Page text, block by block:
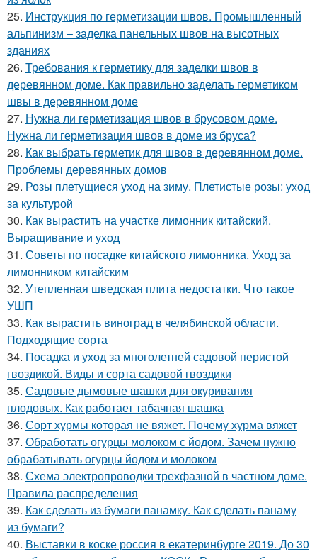
25. Инструкция по герметизации швов. Промышленный
альпинизм – заделка панельных швов на высотных
зданиях
26. Требования к герметику для заделки швов в
деревянном доме. Как правильно заделать герметиком
швы в деревянном доме
27. Нужна ли герметизация швов в брусовом доме.
Нужна ли герметизация швов в доме из бруса?
28. Как выбрать герметик для швов в деревянном доме.
Проблемы деревянных домов
29. Розы плетущиеся уход на зиму. Плетистые розы: уход
за культурой
30. Как вырастить на участке лимонник китайский.
Выращивание и уход
31. Советы по посадке китайского лимонника. Уход за
лимонником китайским
32. Утепленная шведская плита недостатки. Что такое
УШП
33. Как вырастить виноград в челябинской области.
Подходящие сорта
34. Посадка и уход за многолетней садовой перистой
гвоздикой. Виды и сорта садовой гвоздики
35. Садовые дымовые шашки для окуривания
плодовых. Как работает табачная шашка
36. Сорт хурмы которая не вяжет. Почему хурма вяжет
37. Обработать огурцы молоком с йодом. Зачем нужно
обрабатывать огурцы йодом и молоком
38. Схема электропроводки трехфазной в частном доме.
Правила распределения
39. Как сделать из бумаги панамку. Как сделать панаму
из бумаги?
40. Выставки в коске россия в екатеринбурге 2019. До 30